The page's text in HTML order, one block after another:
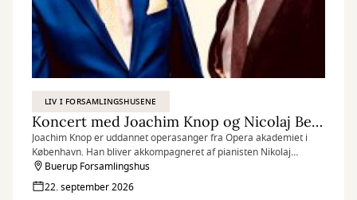
LIV I FORSAMLINGSHUSENE
Koncert med Joachim Knop og Nicolaj Bentzon
Joachim Knop er uddannet operasanger fra Opera akademiet i
København. Han bliver akkompagneret af pianisten Nikolaj
Bentzon.
Buerup Forsamlingshus
22. september 2026